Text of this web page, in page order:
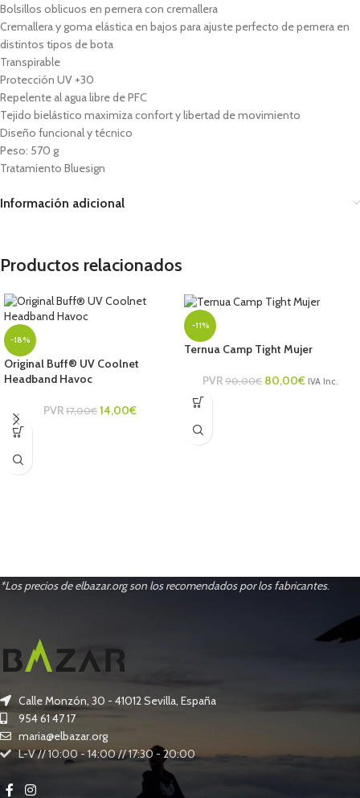
Bolsillos oblicuos en pernera con cremallera
Cremallera y goma elástica en bajos para ajuste perfecto de pernera en
distintos tipos de bota
Transpirable
Protección UV +30
Repelente al agua libre de PFC
Tejido bielástico maximiza confort y libertad de movimiento
Diseño funcional y técnico
Peso: 570 g
Tratamiento Bluesign
Información adicional
Productos relacionados
-18%
Original Buff® UV Coolnet
Headband Havoc
PVR 17,00€ 14,00€
-11%
Ternua Camp Tight Mujer
PVR 90,00€ 80,00€ IVA Inc.
*Los precios de elbazar.org son los recomendados por los fabricantes.
Calle Monzón, 30 - 41012 Sevilla, España
954 61 47 17
maria@elbazar.org
L-V // 10:00 - 14:00 // 17:30 - 20:00